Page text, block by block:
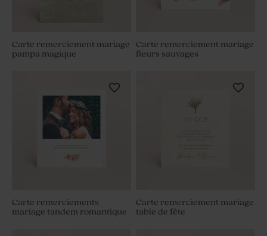
Carte remerciement mariage
pampa magique
Carte remerciement mariage
fleurs sauvages
Carte remerciements
mariage tandem romantique
Carte remerciement mariage
table de fête